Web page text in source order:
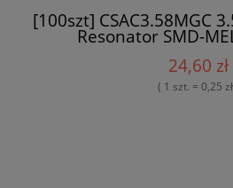
[100szt] CSAC3.58MGC
Resonator SMD-
24,60 zł
( 1 szt. = 0,25